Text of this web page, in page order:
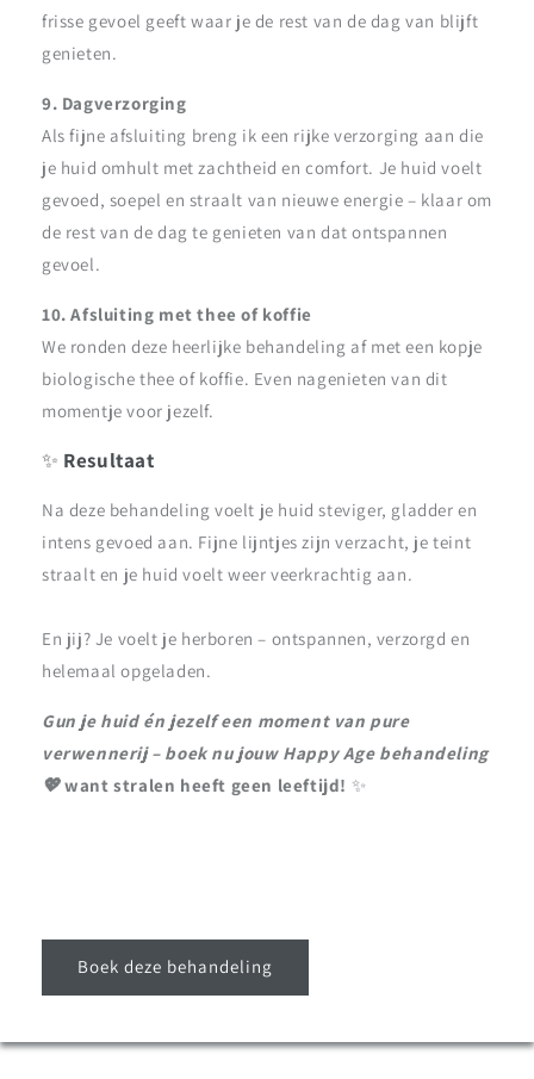
frisse gevoel geeft waar je de rest van de dag van blijft
genieten.
9. Dagverzorging
Als fijne afsluiting breng ik een rijke verzorging aan die
je huid omhult met zachtheid en comfort. Je huid voelt
gevoed, soepel en straalt van nieuwe energie – klaar om
de rest van de dag te genieten van dat ontspannen
gevoel.
10. Afsluiting met thee of koffie
We ronden deze heerlijke behandeling af met een kopje
biologische thee of koffie. Even nagenieten van dit
momentje voor jezelf.
✨ Resultaat
Na deze behandeling voelt je huid steviger, gladder en
intens gevoed aan. Fijne lijntjes zijn verzacht, je teint
straalt en je huid voelt weer veerkrachtig aan.
En jij? Je voelt je herboren – ontspannen, verzorgd en
helemaal opgeladen.
Gun je huid én jezelf een moment van pure
verwennerij – boek nu jouw Happy Age behandeling
💖want stralen heeft geen leeftijd! ✨
Boek deze behandeling